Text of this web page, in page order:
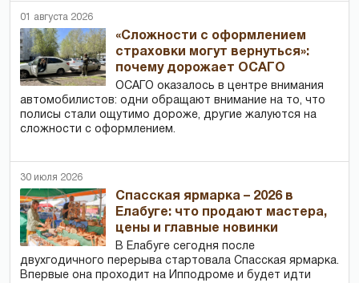
01 августа 2026
«Сложности с оформлением
страховки могут вернуться»:
почему дорожает ОСАГО
ОСАГО оказалось в центре внимания
автомобилистов: одни обращают внимание на то, что
полисы стали ощутимо дороже, другие жалуются на
сложности с оформлением.
30 июля 2026
Спасская ярмарка – 2026 в
Елабуге: что продают мастера,
цены и главные новинки
В Елабуге сегодня после
двухгодичного перерыва стартовала Спасская ярмарка.
Впервые она проходит на Ипподроме и будет идти